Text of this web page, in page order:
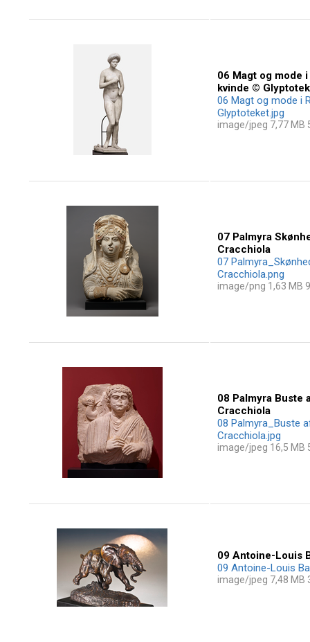
06 Magt og mode
kvinde ©
06 Magt og mode i
Glyptoteket.jpg
image/jpeg 7,77 MB
07 Palmyra
Cracchiola
07
Cracchiola.png
image/png 1,63 MB
08 Palmyra Buste
Cracchiola
08 Palmyra_Buste
Cracchiola.jpg
image/jpeg 16,5 MB
09 Antoine-Louis
09 Antoine-Louis
image/jpeg 7,48 MB